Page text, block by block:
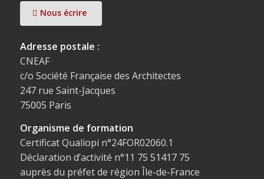
Nous écrire
Adresse postale :
CNEAF
c/o Société Française des Architectes
247 rue Saint-Jacques
75005 Paris
Organisme de formation
Certificat Qualiopi n°24FOR02060.1
Déclaration d’activité n°11 75 51417 75
auprès du préfet de région Île-de-France